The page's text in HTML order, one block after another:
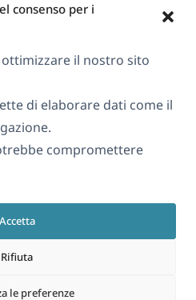
consenso per i
il nostro sito
di elaborare dati come il
compromettere
Accetta
Rifiuta
le preferenze
sulla Privacy
nostro team(si
nuova
in
nuova
apre
in
una
nuova
apre
una